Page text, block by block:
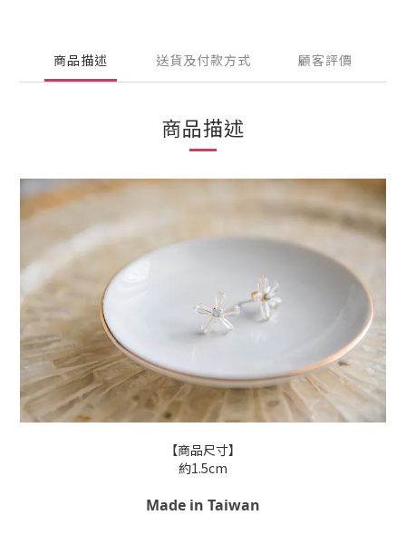
商品描述 送貨及付款方式 顧客評價
商品描述
【商品尺寸】
約1.5cm
Made in Taiwan